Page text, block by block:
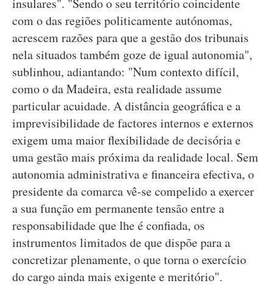
insulares". "Sendo o seu território coincidente
com o das regiões politicamente autónomas,
acrescem razões para que a gestão dos tribunais
nela situados também goze de igual autonomia",
sublinhou, adiantando: "Num contexto difícil,
como o da Madeira, esta realidade assume
particular acuidade. A distância geográfica e a
imprevisibilidade de factores internos e externos
exigem uma maior flexibilidade de decisória e
uma gestão mais próxima da realidade local. Sem
autonomia administrativa e financeira efectiva, o
presidente da comarca vê-se compelido a exercer
a sua função em permanente tensão entre a
responsabilidade que lhe é confiada, os
instrumentos limitados de que dispõe para a
concretizar plenamente, o que torna o exercício
do cargo ainda mais exigente e meritório".